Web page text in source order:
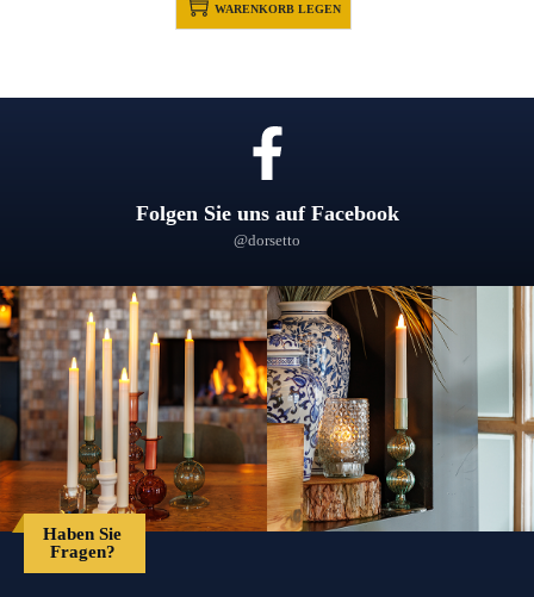
WARENKORB LEGEN
Folgen Sie uns auf Facebook
@dorsetto
Haben Sie
Fragen?